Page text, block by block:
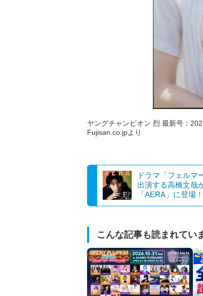
ヤングチャンピオン 烈 最新号：
Fujisan.co.jpより
ドラマ「フェルマ
出演する高橋文哉
「AERA」に登場
こんな記事も読まれてい